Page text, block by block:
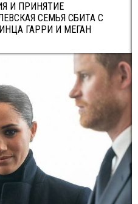
И ПРИНЯТИЕ
СЕМЬЯ СБИТА С
ГАРРИ И МЕГАН